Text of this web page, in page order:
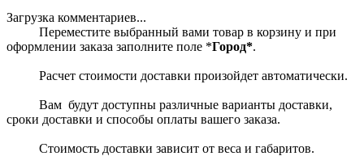
Загрузка комментариев...
Переместите выбранный вами товар в корзину и при
оформлении заказа заполните поле *Город*.
Расчет стоимости доставки произойдет автоматически.
Вам будут доступны различные варианты доставки,
сроки доставки и способы оплаты вашего заказа.
Стоимость доставки зависит от веса и габаритов.